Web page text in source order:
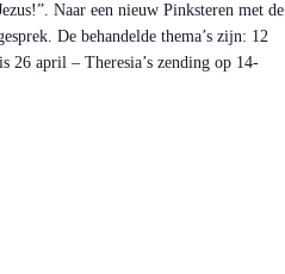
Naar een nieuw Pinksteren met de
De behandelde thema’s zijn: 12
26 april – Theresia’s zending op 14-